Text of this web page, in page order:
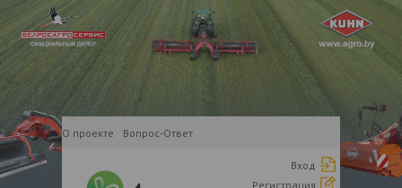
О проекте Вопрос-Ответ
Вход
Регистрация